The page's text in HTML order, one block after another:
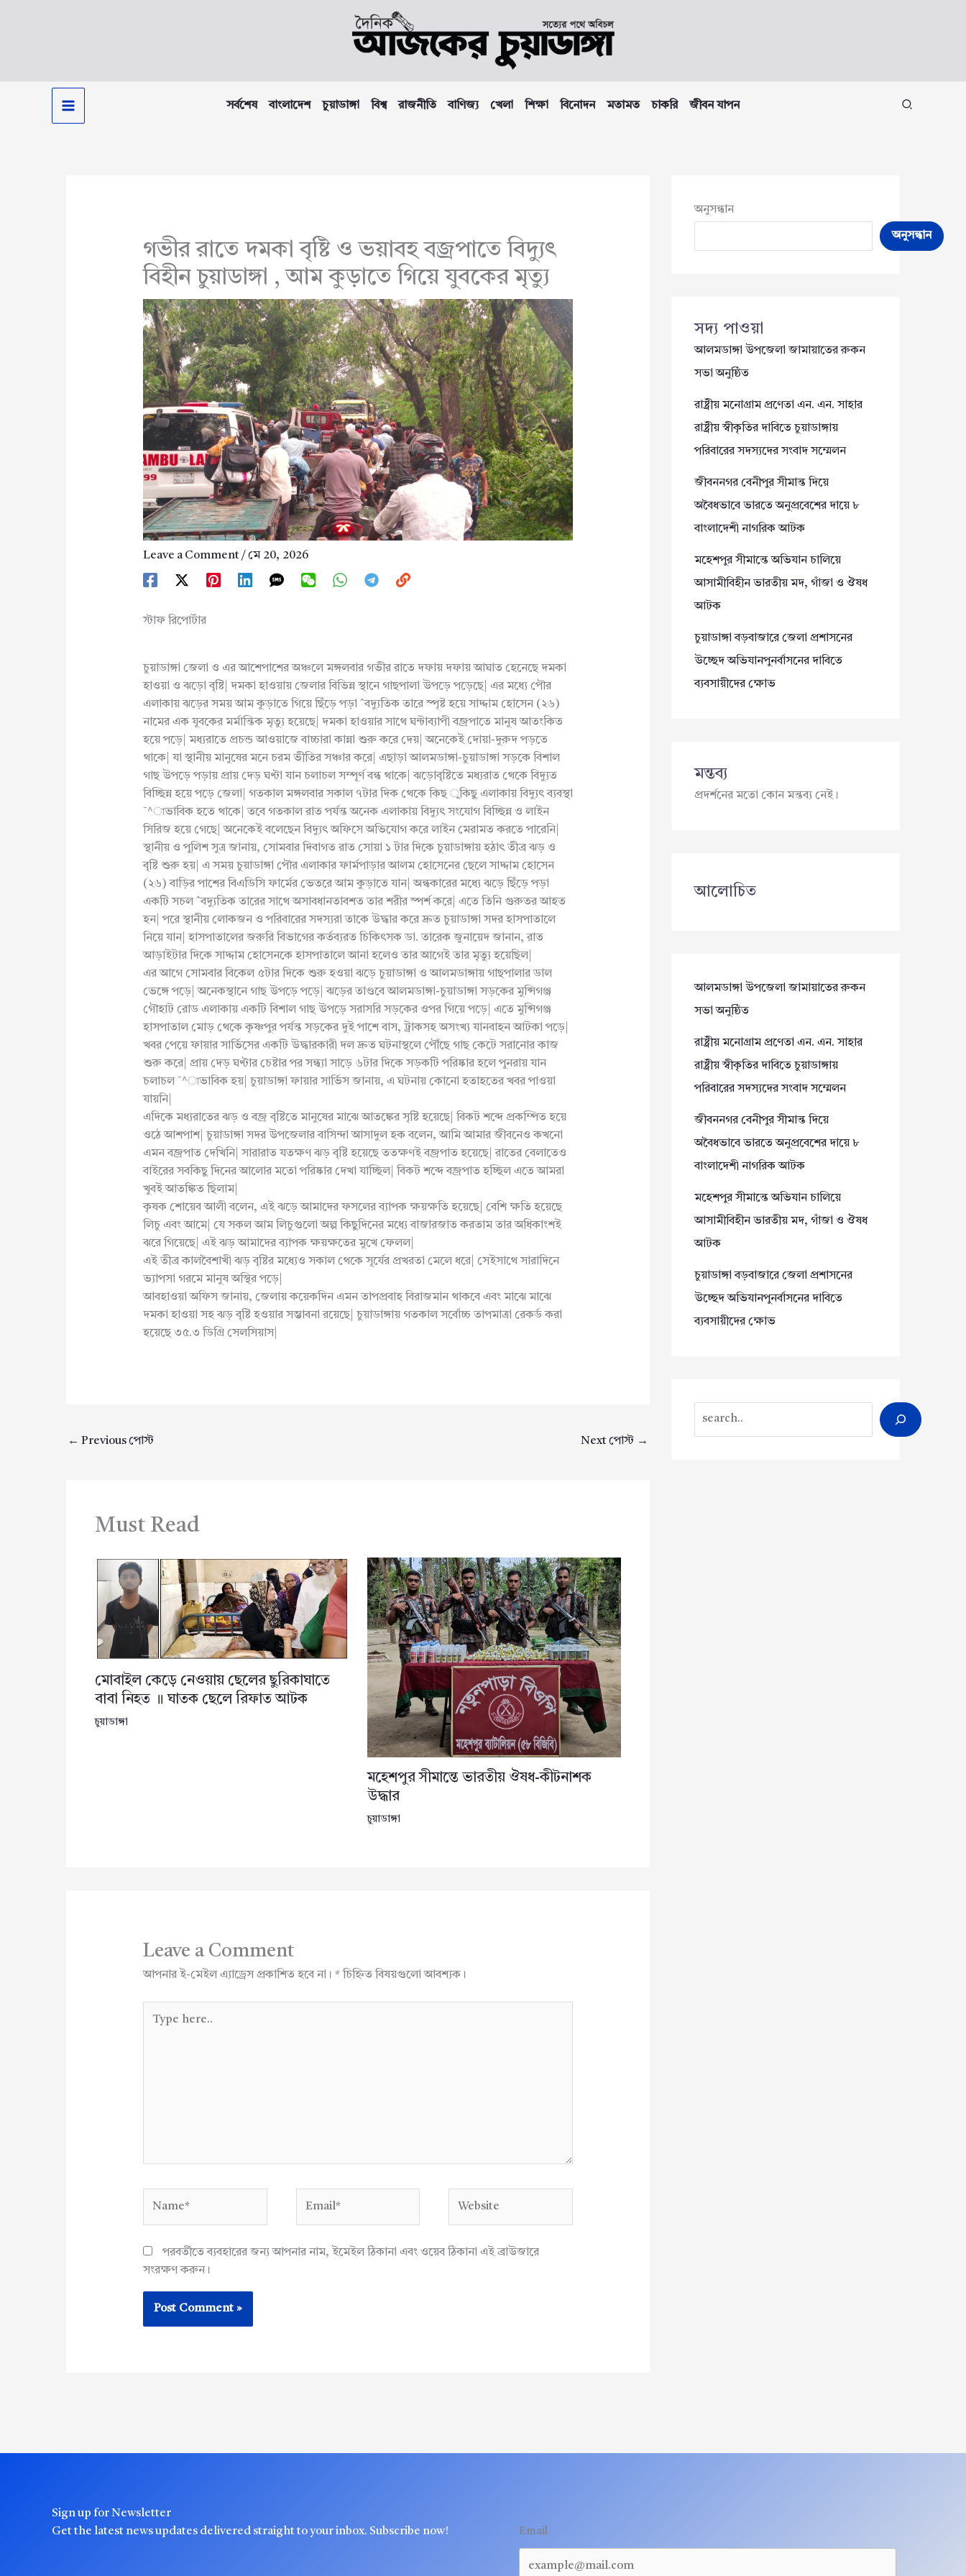
সর্বশেষ বাংলাদেশ চুয়াডাঙ্গা বিশ্ব রাজনীতি বাণিজ্য খেলা শিক্ষা বিনোদন মতামত চাকরি জীবন যাপন
গভীর রাতে দমকা বৃষ্টি ও ভয়াবহ বজ্রপাতে বিদ্যুৎ
বিহীন চুয়াডাঙ্গা , আম কুড়াতে গিয়ে যুবকের মৃত্যু
Leave a Comment / মে 20, 2026
স্টাফ রিপোর্টার
চুয়াডাঙ্গা জেলা ও এর আশেপাশের অঞ্চলে মঙ্গলবার গভীর রাতে দফায় দফায় আঘাত হেনেছে দমকা
হাওয়া ও ঝড়ো বৃষ্টি| দমকা হাওয়ায় জেলার বিভিন্ন স্থানে গাছপালা উপড়ে পড়েছে| এর মধ্যে পৌর
এলাকায় ঝড়ের সময় আম কুড়াতে গিয়ে ছিঁড়ে পড়া ˆবদ্যুতিক তারে স্পৃষ্ট হয়ে সাদ্দাম হোসেন (২৬)
নামের এক যুবকের মর্মান্তিক মৃত্যু হয়েছে| দমকা হাওয়ার সাথে ঘন্টাব্যাপী বজ্রপাতে মানুষ আতংকিত
হয়ে পড়ে| মধ্যরাতে প্রচন্ড আওয়াজে বাচ্চারা কান্না শুরু করে দেয়| অনেকেই দোয়া-দুরুদ পড়তে
থাকে| যা স্থানীয় মানুষের মনে চরম ভীতির সঞ্চার করে| এছাড়া আলমডাঙ্গা-চুয়াডাঙ্গা সড়কে বিশাল
গাছ উপড়ে পড়ায় প্রায় দেড় ঘণ্টা যান চলাচল সম্পূর্ণ বন্ধ থাকে| ঝড়োবৃষ্টিতে মধ্যরাত থেকে বিদ্যুত
বিচ্ছিন্ন হয়ে পড়ে জেলা| গতকাল মঙ্গলবার সকাল ৭টার দিক থেকে কিছ ুকিছু এলাকায় বিদ্যুৎ ব্যবস্থা
¯^াভাবিক হতে থাকে| তবে গতকাল রাত পর্যন্ত অনেক এলাকায় বিদ্যুৎ সংযোগ বিচ্ছিন্ন ও লাইন
সিরিজ হয়ে গেছে| অনেকেই বলেছেন বিদ্যুৎ অফিসে অভিযোগ করে লাইন মেরামত করতে পারেনি|
স্থানীয় ও পুলিশ সুত্র জানায়, সোমবার দিবাগত রাত সোয়া ১ টার দিকে চুয়াডাঙ্গায় হঠাৎ তীব্র ঝড় ও
বৃষ্টি শুরু হয়| এ সময় চুয়াডাঙ্গা পৌর এলাকার ফার্মপাড়ার আলম হোসেনের ছেলে সাদ্দাম হোসেন
(২৬) বাড়ির পাশের বিএডিসি ফার্মের ভেতরে আম কুড়াতে যান| অন্ধকারের মধ্যে ঝড়ে ছিঁড়ে পড়া
একটি সচল ˆবদ্যুতিক তারের সাথে অসাবধানতাবশত তার শরীর স্পর্শ করে| এতে তিনি গুরুতর আহত
হন| পরে স্থানীয় লোকজন ও পরিবারের সদস্যরা তাকে উদ্ধার করে দ্রুত চুয়াডাঙ্গা সদর হাসপাতালে
নিয়ে যান| হাসপাতালের জরুরি বিভাগের কর্তব্যরত চিকিৎসক ডা. তারেক জুনায়েদ জানান, রাত
আড়াইটার দিকে সাদ্দাম হোসেনকে হাসপাতালে আনা হলেও তার আগেই তার মৃত্যু হয়েছিল|
এর আগে সোমবার বিকেল ৫টার দিকে শুরু হওয়া ঝড়ে চুয়াডাঙ্গা ও আলমডাঙ্গায় গাছপালার ডাল
ভেঙ্গে পড়ে| অনেকস্থানে গাছ উপড়ে পড়ে| ঝড়ের তাণ্ডবে আলমডাঙ্গা-চুয়াডাঙ্গা সড়কের মুন্সিগঞ্জ
গৌহাট রোড এলাকায় একটি বিশাল গাছ উপড়ে সরাসরি সড়কের ওপর গিয়ে পড়ে| এতে মুন্সিগঞ্জ
হাসপাতাল মোড় থেকে কৃষ্ণপুর পর্যন্ত সড়কের দুই পাশে বাস, ট্রাকসহ অসংখ্য যানবাহন আটকা পড়ে|
খবর পেয়ে ফায়ার সার্ভিসের একটি উদ্ধারকারী দল দ্রুত ঘটনাস্থলে পৌঁছে গাছ কেটে সরানোর কাজ
শুরু করে| প্রায় দেড় ঘণ্টার চেষ্টার পর সন্ধ্যা সাড়ে ৬টার দিকে সড়কটি পরিষ্কার হলে পুনরায় যান
চলাচল ¯^াভাবিক হয়| চুয়াডাঙ্গা ফায়ার সার্ভিস জানায়, এ ঘটনায় কোনো হতাহতের খবর পাওয়া
যায়নি|
এদিকে মধ্যরাতের ঝড় ও বজ্র বৃষ্টিতে মানুষের মাঝে আতঙ্কের সৃষ্টি হয়েছে| বিকট শব্দে প্রকম্পিত হয়ে
ওঠে আশপাশ| চুয়াডাঙ্গা সদর উপজেলার বাসিন্দা আসাদুল হক বলেন, আমি আমার জীবনেও কখনো
এমন বজ্রপাত দেখিনি| সারারাত যতক্ষণ ঝড় বৃষ্টি হয়েছে ততক্ষণই বজ্রপাত হয়েছে| রাতের বেলাতেও
বাইরের সবকিছু দিনের আলোর মতো পরিষ্কার দেখা যাচ্ছিল| বিকট শব্দে বজ্রপাত হচ্ছিল এতে আমরা
খুবই আতঙ্কিত ছিলাম|
কৃষক শোয়েব আলী বলেন, এই ঝড়ে আমাদের ফসলের ব্যাপক ক্ষয়ক্ষতি হয়েছে| বেশি ক্ষতি হয়েছে
লিচু এবং আমে| যে সকল আম লিচুগুলো অল্প কিছুদিনের মধ্যে বাজারজাত করতাম তার অধিকাংশই
ঝরে গিয়েছে| এই ঝড় আমাদের ব্যাপক ক্ষয়ক্ষতের মুখে ফেলল|
এই তীব্র কালবৈশাখী ঝড় বৃষ্টির মধ্যেও সকাল থেকে সূর্যের প্রখরতা মেলে ধরে| সেইসাথে সারাদিনে
ভ্যাপসা গরমে মানুষ অস্থির পড়ে|
আবহাওয়া অফিস জানায়, জেলায় কয়েকদিন এমন তাপপ্রবাহ বিরাজমান থাকবে এবং মাঝে মাঝে
দমকা হাওয়া সহ ঝড় বৃষ্টি হওয়ার সম্ভাবনা রয়েছে| চুয়াডাঙ্গায় গতকাল সর্বোচ্চ তাপমাত্রা রেকর্ড করা
হয়েছে ৩৫.৩ ডিগ্রি সেলসিয়াস|
← Previous পোস্ট Next পোস্ট →
Must Read
মোবাইল কেড়ে নেওয়ায় ছেলের ছুরিকাঘাতে
বাবা নিহত ॥ ঘাতক ছেলে রিফাত আটক
চুয়াডাঙ্গা
মহেশপুর সীমান্তে ভারতীয় ঔষধ-কীটনাশক
উদ্ধার
চুয়াডাঙ্গা
Leave a Comment
আপনার ই-মেইল এ্যাড্রেস প্রকাশিত হবে না। *চিহ্নিত বিষয়গুলো আবশ্যক।
here..
পরবর্তীতে ব্যবহারের জন্য আপনার নাম, ইমেইল ঠিকানা এবং ওয়েব ঠিকানা এই ব্রাউজারে
সংরক্ষণ করুন।
অনুসন্ধান
অনুসন্ধান
সদ্য পাওয়া
আলমডাঙ্গা উপজেলা জামায়াতের রুকন
সভা অনুষ্ঠিত
রাষ্ট্রীয় মনোগ্রাম প্রণেতা এন. এন. সাহার
রাষ্ট্রীয় স্বীকৃতির দাবিতে চুয়াডাঙ্গায়
পরিবারের সদস্যদের সংবাদ সম্মেলন
জীবননগর বেনীপুর সীমান্ত দিয়ে
অবৈধভাবে ভারতে অনুপ্রবেশের দায়ে ৮
বাংলাদেশী নাগরিক আটক
মহেশপুর সীমান্তে অভিযান চালিয়ে
আসামীবিহীন ভারতীয় মদ, গাঁজা ও ঔষধ
আটক
চুয়াডাঙ্গা বড়বাজারে জেলা প্রশাসনের
উচ্ছেদ অভিযানপুনর্বাসনের দাবিতে
ব্যবসায়ীদের ক্ষোভ
মন্তব্য
প্রদর্শনের মতো কোন মন্তব্য নেই।
আলোচিত
আলমডাঙ্গা উপজেলা জামায়াতের রুকন
সভা অনুষ্ঠিত
রাষ্ট্রীয় মনোগ্রাম প্রণেতা এন. এন. সাহার
রাষ্ট্রীয় স্বীকৃতির দাবিতে চুয়াডাঙ্গায়
পরিবারের সদস্যদের সংবাদ সম্মেলন
জীবননগর বেনীপুর সীমান্ত দিয়ে
অবৈধভাবে ভারতে অনুপ্রবেশের দায়ে ৮
বাংলাদেশী নাগরিক আটক
মহেশপুর সীমান্তে অভিযান চালিয়ে
আসামীবিহীন ভারতীয় মদ, গাঁজা ও ঔষধ
আটক
চুয়াডাঙ্গা বড়বাজারে জেলা প্রশাসনের
উচ্ছেদ অভিযানপুনর্বাসনের দাবিতে
ব্যবসায়ীদের ক্ষোভ
Sign up for Newsletter
Get the latest news updates delivered straight to your inbox. Subscribe now!
Email